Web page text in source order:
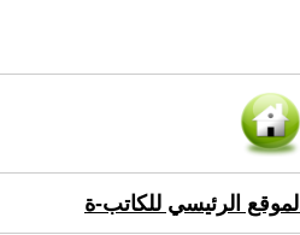
الموقع الرئيسي للكاتب-ة